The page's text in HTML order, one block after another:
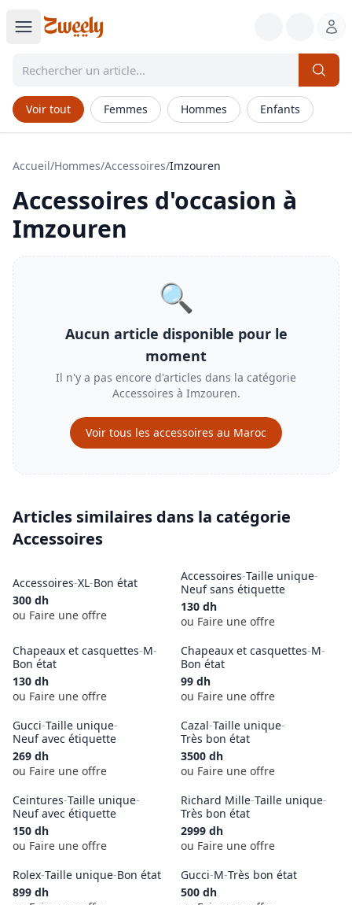
Voir tout Femmes Hommes Enfants
Accueil/Hommes/Accessoires/Imzouren
Accessoires d'occasion à
Imzouren
🔍
Aucun article disponible pour le
moment
Il n'y a pas encore d'articles dans la catégorie
Accessoires à Imzouren.
Voir tous les accessoires au Maroc
Articles similaires dans la catégorie
Accessoires
Accessoires-XL-Bon état
300 dh
ou Faire une offre
Accessoires-Taille unique-
Neuf sans étiquette
130 dh
ou Faire une offre
Chapeaux et casquettes-M-
Bon état
130 dh
ou Faire une offre
Chapeaux et casquettes-M-
Bon état
99 dh
ou Faire une offre
Gucci-Taille unique-
Neuf avec étiquette
269 dh
ou Faire une offre
Cazal-Taille unique-
Très bon état
3500 dh
ou Faire une offre
Ceintures-Taille unique-
Neuf avec étiquette
150 dh
ou Faire une offre
Richard Mille-Taille unique-
Très bon état
2999 dh
ou Faire une offre
Rolex-Taille unique-Bon état
899 dh
Gucci-M-Très bon état
500 dh